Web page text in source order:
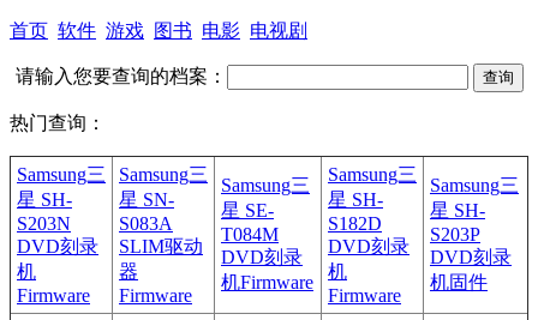
首页 软件 游戏 图书 电影 电视剧
请输入您要查询的档案：
热门查询：
Samsung三
星 SH-
S203N
DVD刻录
机
Firmware
Samsung三
星 SN-
S083A
SLIM驱动
器
Firmware
Samsung三
星 SE-
T084M
DVD刻录
机Firmware
Samsung三
星 SH-
S182D
DVD刻录
机
Firmware
Samsung三
星 SH-
S203P
DVD刻录
机固件